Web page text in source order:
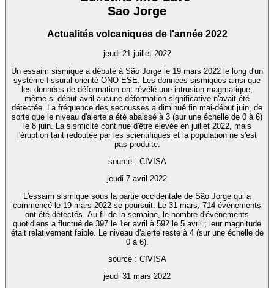
Sao Jorge
Actualités volcaniques de l'année 2022
jeudi 21 juillet 2022
Un essaim sismique a débuté à São Jorge le 19 mars 2022 le long d'un
système fissural orienté ONO-ESE. Les données sismiques ainsi que
les données de déformation ont révélé une intrusion magmatique,
même si début avril aucune déformation significative n'avait été
détectée. La fréquence des secousses a diminué fin mai-début juin, de
sorte que le niveau d'alerte a été abaissé à 3 (sur une échelle de 0 à 6)
le 8 juin. La sismicité continue d'être élevée en juillet 2022, mais
l'éruption tant redoutée par les scientifiques et la population ne s'est
pas produite.
source : CIVISA
jeudi 7 avril 2022
L'essaim sismique sous la partie occidentale de São Jorge qui a
commencé le 19 mars 2022 se poursuit. Le 31 mars, 714 événements
ont été détectés. Au fil de la semaine, le nombre d'événements
quotidiens a fluctué de 397 le 1er avril à 592 le 5 avril ; leur magnitude
était relativement faible. Le niveau d'alerte reste à 4 (sur une échelle de
0 à 6).
source : CIVISA
jeudi 31 mars 2022